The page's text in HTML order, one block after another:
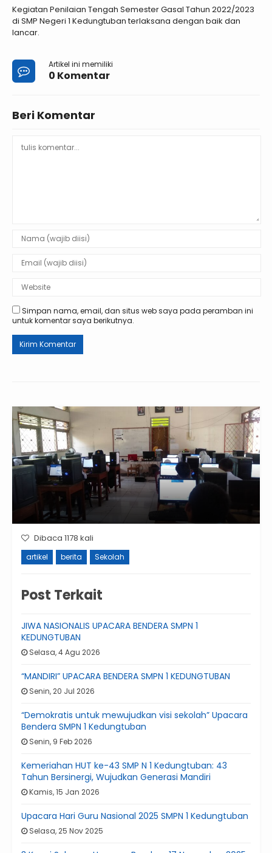
Kegiatan Penilaian Tengah Semester Gasal Tahun 2022/2023
di SMP Negeri 1 Kedungtuban terlaksana dengan baik dan
lancar.
Artikel ini memiliki
0 Komentar
Beri Komentar
Simpan nama, email, dan situs web saya pada peramban ini
untuk komentar saya berikutnya.
Dibaca 1178 kali
artikel berita Sekolah
Post Terkait
JIWA NASIONALIS UPACARA BENDERA SMPN 1
KEDUNGTUBAN
Selasa, 4 Agu 2026
“MANDIRI” UPACARA BENDERA SMPN 1 KEDUNGTUBAN
Senin, 20 Jul 2026
“Demokratis untuk mewujudkan visi sekolah” Upacara
Bendera SMPN 1 Kedungtuban
Senin, 9 Feb 2026
Kemeriahan HUT ke-43 SMP N 1 Kedungtuban: 43
Tahun Bersinergi, Wujudkan Generasi Mandiri
Kamis, 15 Jan 2026
Upacara Hari Guru Nasional 2025 SMPN 1 Kedungtuban
Selasa, 25 Nov 2025